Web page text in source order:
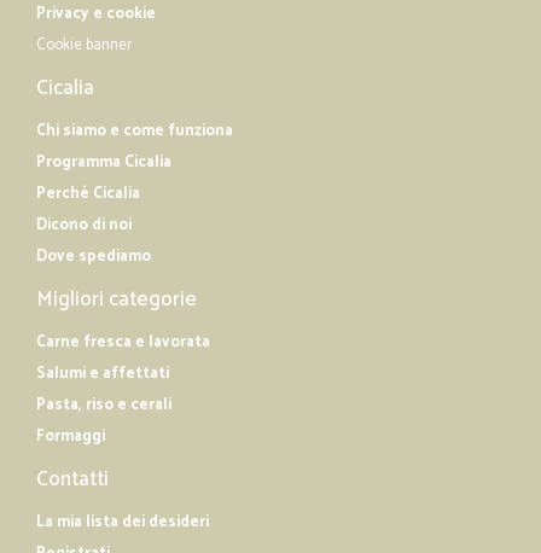
Privacy e cookie
Cookie banner
Cicalia
Chi siamo e come funziona
Programma Cicalia
Perché Cicalia
Dicono di noi
Dove spediamo
Migliori categorie
Carne fresca e lavorata
Salumi e affettati
Pasta, riso e cerali
Formaggi
Contatti
La mia lista dei desideri